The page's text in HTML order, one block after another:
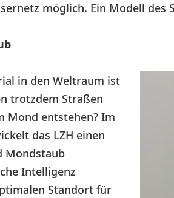
möglich. Ein Modell des
in den Weltraum ist
trotzdem Straßen
Mond entstehen? Im
das LZH einen
Mondstaub
Intelligenz
Standort für